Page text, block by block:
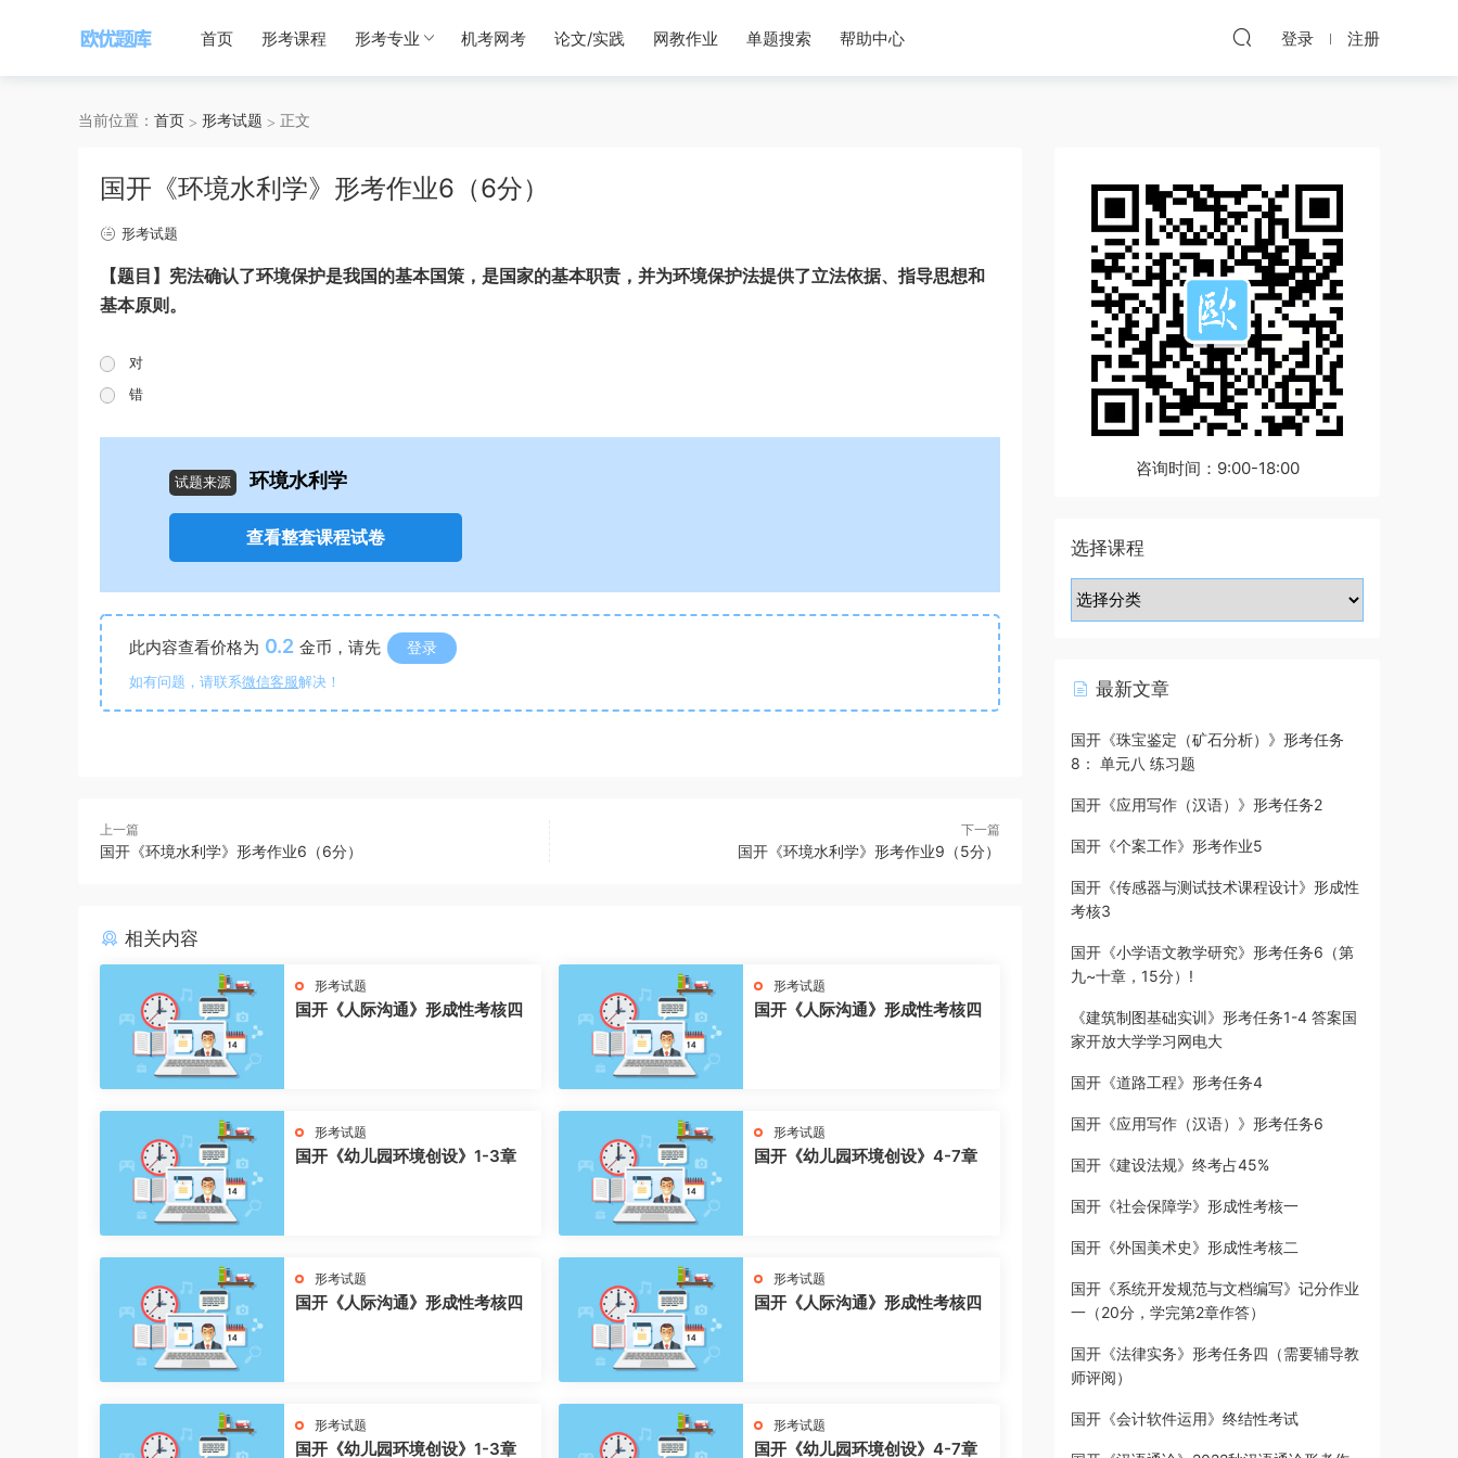
首页 形考课程 形考专业 机考网考 论文/实践 网教作业 单题搜索 帮助中心 登录 注册
当前位置： 首页 形考试题 正文
国开《环境水利学》形考作业6（6分）
形考试题
【题目】宪法确认了环境保护是我国的基本国策，是国家的基本职责，并为环境保护法提供了立法依据、指导思想和
基本原则。
对
错
试题来源 环境水利学
查看整套课程试卷
此内容查看价格为 0.2 金币，请先 登录
如有问题，请联系微信客服解决！
上一篇
国开《环境水利学》形考作业6（6分）
下一篇
国开《环境水利学》形考作业9（5分）
相关内容
形考试题
国开《人际沟通》形成性考核四
形考试题
国开《人际沟通》形成性考核四
形考试题
国开《幼儿园环境创设》1-3章
形考试题
国开《幼儿园环境创设》4-7章
形考试题
国开《人际沟通》形成性考核四
形考试题
国开《人际沟通》形成性考核四
形考试题
国开《幼儿园环境创设》1-3章
形考试题
国开《幼儿园环境创设》4-7章
咨询时间：9:00-18:00
选择课程
最新文章
国开《珠宝鉴定（矿石分析）》形考任务
8： 单元八 练习题
国开《应用写作（汉语）》形考任务2
国开《个案工作》形考作业5
国开《传感器与测试技术课程设计》形成性
考核3
国开《小学语文教学研究》形考任务6（第
九~十章，15分）!
《建筑制图基础实训》形考任务1-4 答案国
家开放大学学习网电大
国开《道路工程》形考任务4
国开《应用写作（汉语）》形考任务6
国开《建设法规》终考占45%
国开《社会保障学》形成性考核一
国开《外国美术史》形成性考核二
国开《系统开发规范与文档编写》记分作业
一（20分，学完第2章作答）
国开《法律实务》形考任务四（需要辅导教
师评阅）
国开《会计软件运用》终结性考试